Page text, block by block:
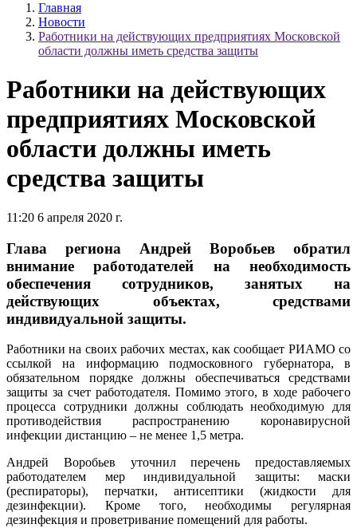
Главная
Новости
Работники на действующих предприятиях Московской
области должны иметь средства защиты
Работники на действующих
предприятиях Московской
области должны иметь
средства защиты
11:20 6 апреля 2020 г.
Глава региона Андрей Воробьев обратил
внимание работодателей на необходимость
обеспечения сотрудников, занятых на
действующих объектах, средствами
индивидуальной защиты.
Работники на своих рабочих местах, как сообщает РИАМО со
ссылкой на информацию подмосковного губернатора, в
обязательном порядке должны обеспечиваться средствами
защиты за счет работодателя. Помимо этого, в ходе рабочего
процесса сотрудники должны соблюдать необходимую для
противодействия распространению коронавирусной
инфекции дистанцию – не менее 1,5 метра.
Андрей Воробьев уточнил перечень предоставляемых
работодателем мер индивидуальной защиты: маски
(респираторы), перчатки, антисептики (жидкости для
дезинфекции). Кроме того, необходимы регулярная
дезинфекция и проветривание помещений для работы.